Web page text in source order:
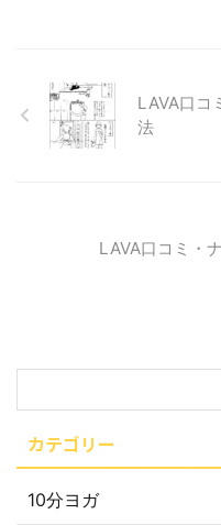
LAVA口コ
法
LAVA口コミ・
カテゴリー
10分ヨガ